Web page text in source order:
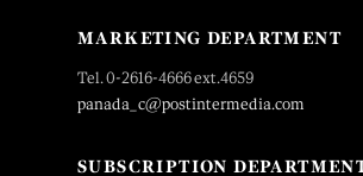
MARKETING DEPARTMENT
Tel. 0-2616-4666 ext.4659
panada_c@postintermedia.com
SUBSCRIPTION